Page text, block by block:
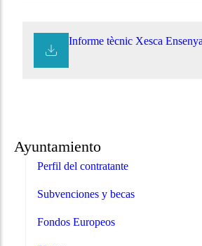
Ayuntamiento
Perfil del contratante
Subvenciones y becas
Fondos Europeos
Informe tècnic Xesca